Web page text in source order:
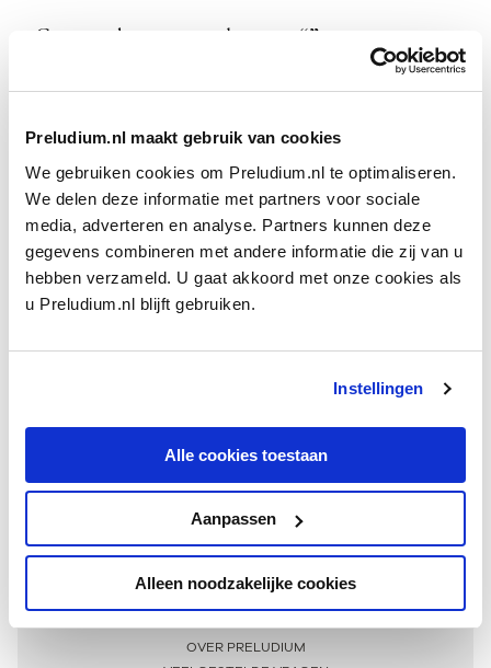
Preludium.nl maakt gebruik van cookies
We gebruiken cookies om Preludium.nl te optimaliseren.
We delen deze informatie met partners voor sociale
media, adverteren en analyse. Partners kunnen deze
gegevens combineren met andere informatie die zij van u
hebben verzameld. U gaat akkoord met onze cookies als
u Preludium.nl blijft gebruiken.
Instellingen
Alle cookies toestaan
Aanpassen
Alleen noodzakelijke cookies
Geen resultaten gevonden voor “”.
Meer informatie
OVER PRELUDIUM